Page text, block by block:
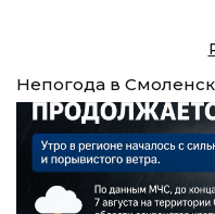
Непогода в